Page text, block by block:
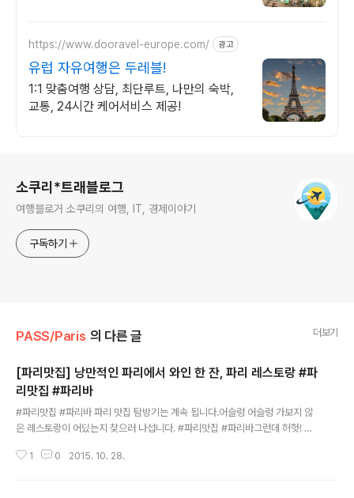
https://www.dooravel-europe.com/ 광고
유럽 자유여행은 두레블!
1:1 맞춤여행 상담, 최단루트, 나만의 숙박,
교통, 24시간 케어서비스 제공!
소쿠리*트래블로그
여행블로거 소쿠리의 여행, IT, 경제이야기
구독하기
PASS/Paris 의 다른 글 더보기
[파리맛집] 낭만적인 파리에서 와인 한 잔, 파리 레스토랑 #파
리맛집 #파리바
#파리맛집 #파리바 파리 맛집 탐방기는 계속 됩니다.어슬렁 어슬렁 가보지 않
은 레스토랑이 어딨는지 찾으러 나섭니다. #파리맛집 #파리바그런데 허헛! 외
었죠.여러분의 호기심과 궁금증을풀어 드려야 겠죠.일단 들어가 보니 나이가 지
1 0 2015. 10. 28.